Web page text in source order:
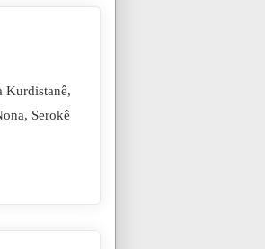
Kurdistanê,
Serokê